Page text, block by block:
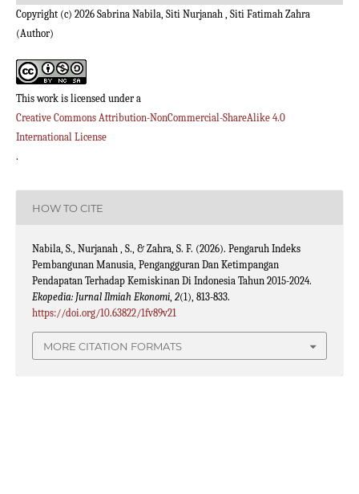
Copyright (c) 2026 Sabrina Nabila, Siti Nurjanah , Siti Fatimah Zahra
(Author)
This work is licensed under a
Creative Commons Attribution-NonCommercial-ShareAlike 4.0
International License
.
HOW TO CITE
Nabila, S., Nurjanah , S., & Zahra, S. F. (2026). Pengaruh Indeks
Pembangunan Manusia, Pengangguran Dan Ketimpangan
Pendapatan Terhadap Kemiskinan Di Indonesia Tahun 2015-2024.
Ekopedia: Jurnal Ilmiah Ekonomi, 2(1), 813-833.
https://doi.org/10.63822/1fv89v21
MORE CITATION FORMATS